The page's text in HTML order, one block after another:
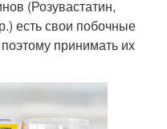
(Розувастатин,
есть свои побочные
принимать их